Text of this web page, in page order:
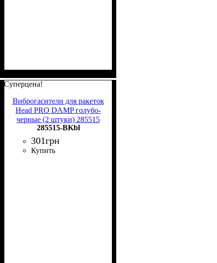
Суперцена!
Виброгасители для ракеток
Head PRO DAMP голубо-
черные (2 штуки) 285515
BKbl
285515-BKbl
301грн
Купить